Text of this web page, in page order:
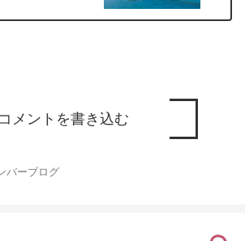
コメントを書き込む
バーブログ